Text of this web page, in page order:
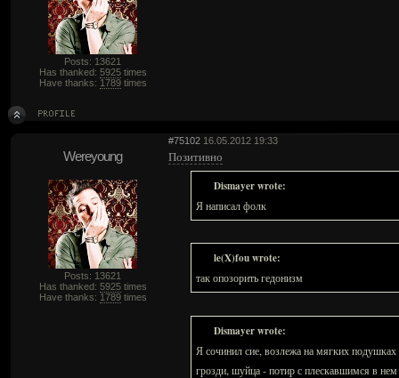
Posts: 13621
Has thanked: 5925times
Have thanks: 1789times
#75102 16.05.2012 19:33
Wereyoung
Posts: 13621
Has thanked: 5925times
Have thanks: 1789times
Позитивно
Dismayer wrote:
Я написал фолк
le(X)fou wrote:
так опозорить гедонизм
Dismayer wrote:
Я сочинил сие, возлежа на мягких
грозди, шуйца - потир с плескавшимся в